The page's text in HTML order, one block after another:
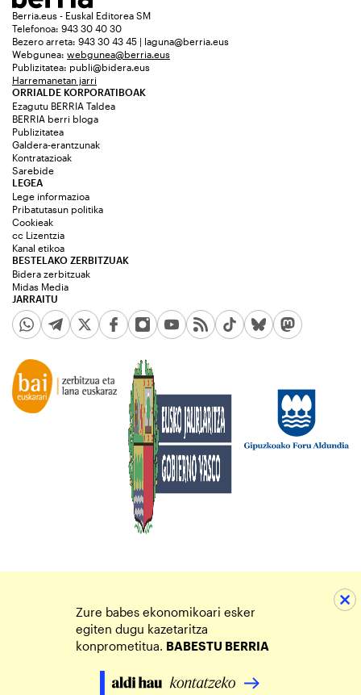
Berria.eus - Euskal Editorea SM
Telefonoa: 943 30 40 30
Bezero arreta: 943 30 43 45 | laguna@berria.eus
Webgunea: webgunea@berria.eus
Publizitatea: publi@bidera.eus
Harremanetan jarri
ORRIALDE KORPORATIBOAK
Ezagutu BERRIA Taldea
BERRIA berri bloga
Publizitatea
Galdera-erantzunak
Kontratazioak
Sarebide
JARRAITU
LEGEA
Lege informazioa
Pribatutasun politika
Cookieak
cc Lizentzia
Kanal etikoa
BESTELAKO ZERBITZUAK
Bidera zerbitzuak
Midas Media
Zure babes ekonomikoari esker
egiten dugu kazetaritza
konprometitua. BABESTU BERRIA